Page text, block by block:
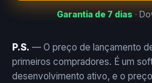
Garantia de 7 dias ·
P.S. — O preço de lançamento
primeiros compradores. É um
desenvolvimento ativo, e o